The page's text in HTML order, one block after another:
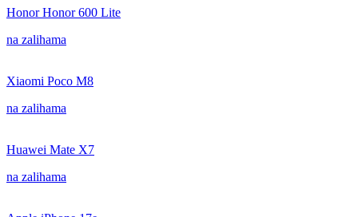
Honor Honor 600 Lite
na zalihama
Xiaomi Poco M8
na zalihama
Huawei Mate X7
na zalihama